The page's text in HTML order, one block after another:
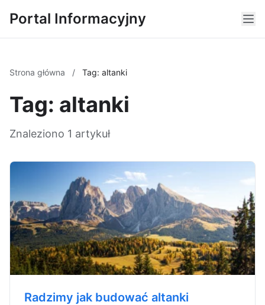
Portal Informacyjny
Strona główna / Tag: altanki
Tag: altanki
Znaleziono 1 artykuł
Radzimy jak budować altanki